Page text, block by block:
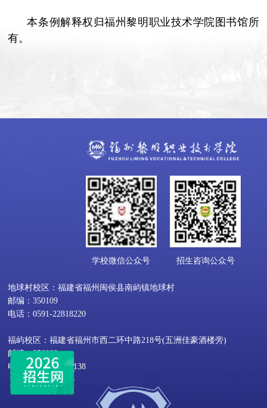
本条例解释权归福州黎明职业技术学院图书馆所
有。
学校微信公众号 招生咨询公众号
地球村校区：福建省福州闽侯县南屿镇地球村
邮编：350109
电话：0591-22818220
福屿校区：福建省福州市西二环中路218号(五洲佳豪酒楼旁)
邮编：350002
电话：0591-22800138